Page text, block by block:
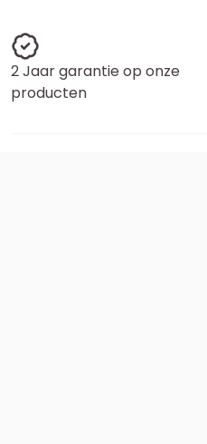
2 Jaar garantie op onze
producten